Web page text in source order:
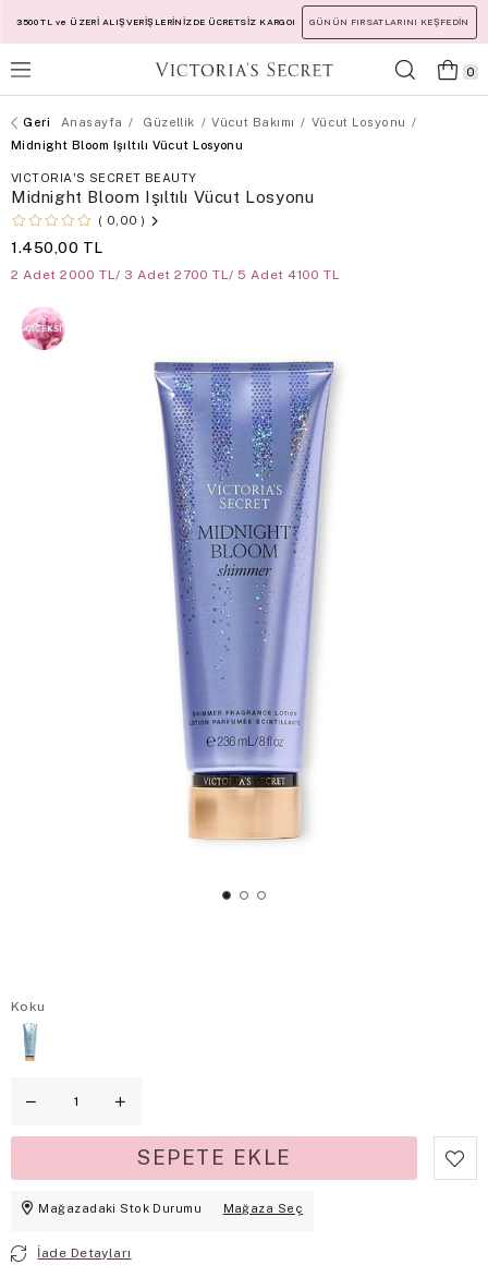
3500 TL ve ÜZERİ ALIŞVERİŞLERİNİZDE ÜCRETSİZ KARGO! GÜNÜN FIRSATLARINI KEŞFEDİN
0
Anasayfa Güzellik Vücut Bakımı
Vücut Losyonu
Midnight Bloom Işıltılı Vücut Losyonu
VICTORIA'S SECRET BEAUTY
Midnight Bloom Işıltılı Vücut Losyonu
0,00
1.450,00 TL
2 Adet 2000 TL/ 3 Adet 2700 TL/ 5 Adet 4100 TL
Koku
Mağazadaki Stok Durumu Mağaza Seç
İade Detayları